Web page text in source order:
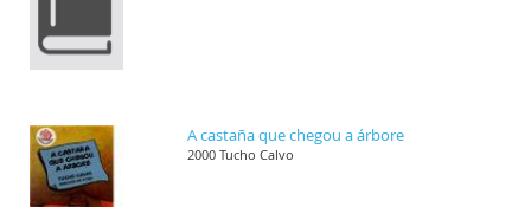
A castaña que chegou a árbore
2000 Tucho Calvo